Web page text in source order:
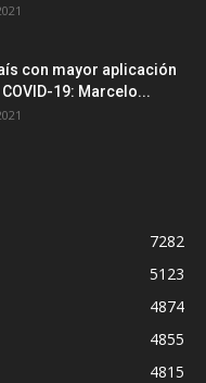
con mayor aplicación
19: Marcelo...
7282
5123
4874
4855
4815